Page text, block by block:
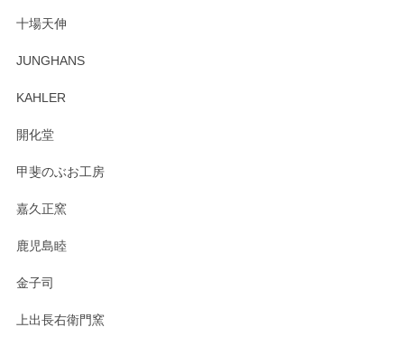
十場天伸
JUNGHANS
KAHLER
開化堂
甲斐のぶお工房
嘉久正窯
鹿児島睦
金子司
上出長右衛門窯